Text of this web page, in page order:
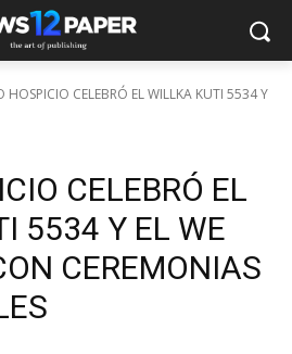
HOSPICIO CELEBRÓ EL WILLKA KUTI 5534 Y
CELEBRÓ EL
5534 Y EL WE
CEREMONIAS